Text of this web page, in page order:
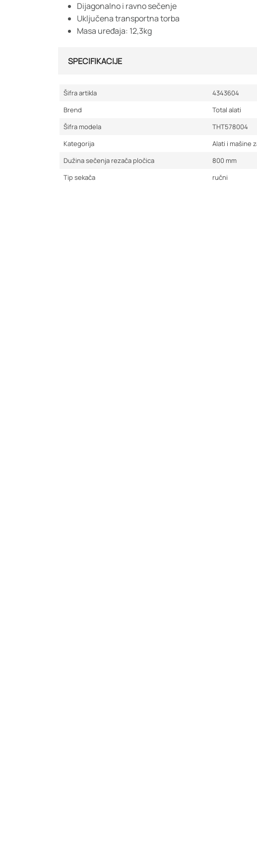
Dijagonalno i ravno sečenje
Uključena transportna torba
Masa uređaja: 12,3kg
SPECIFIKACIJE
Šifra artikla
4343604
Brend
Total alati
Šifra modela
THT578004
Kategorija
Alati i mašine
Dužina sečenja rezača pločica
800 mm
Tip sekača
ručni